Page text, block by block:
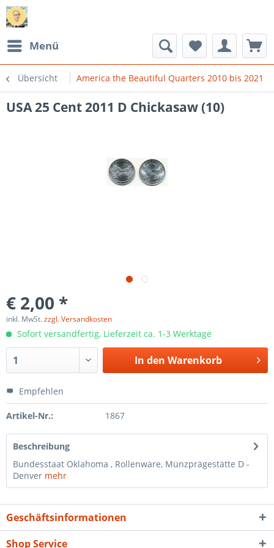
Menü
Übersicht America the Beautiful Quarters 2010 bis 2021
USA 25 Cent 2011 D Chickasaw (10)
€ 2,00 *
inkl. MwSt.zzgl. Versandkosten
Sofort versandfertig, Lieferzeit ca. 1-3 Werktage
In den Warenkorb
Empfehlen
Artikel-Nr.: 1867
Beschreibung
Bundesstaat Oklahoma , Rollenware, Münzprägestätte D -
Denver mehr
Geschäftsinformationen
Shop Service